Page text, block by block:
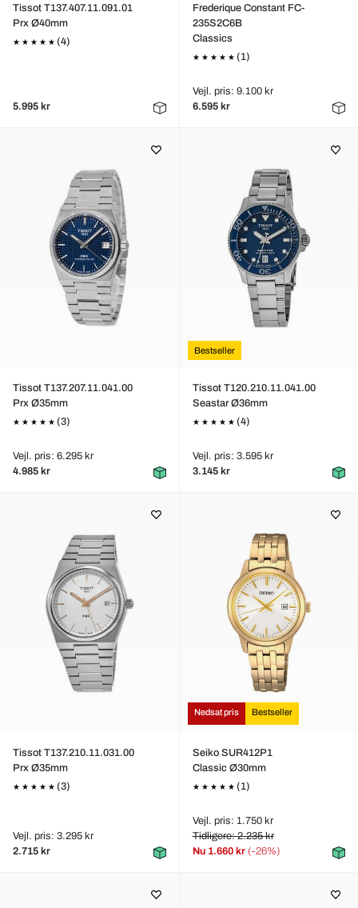
Tissot T137.407.11.091.01
Prx Ø40mm
(4)
5.995 kr
Frederique Constant FC-
235S2C6B
Classics
(1)
Vejl. pris: 9.100 kr
6.595 kr
Tissot T137.207.11.041.00
Prx Ø35mm
(3)
Vejl. pris: 6.295 kr
4.985 kr
Bestseller
Tissot T120.210.11.041.00
Seastar Ø36mm
(4)
Vejl. pris: 3.595 kr
3.145 kr
Tissot T137.210.11.031.00
Prx Ø35mm
(3)
Vejl. pris: 3.295 kr
2.715 kr
Nedsat pris Bestseller
Seiko SUR412P1
Classic Ø30mm
(1)
Vejl. pris: 1.750 kr
Tidligere: 2.235 kr
Nu 1.660 kr (-26%)